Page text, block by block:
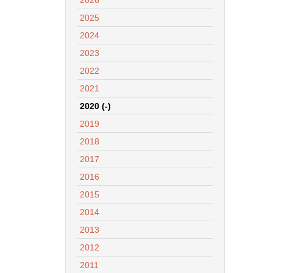
2025
2024
2023
2022
2021
2020 (-)
2019
2018
2017
2016
2015
2014
2013
2012
2011